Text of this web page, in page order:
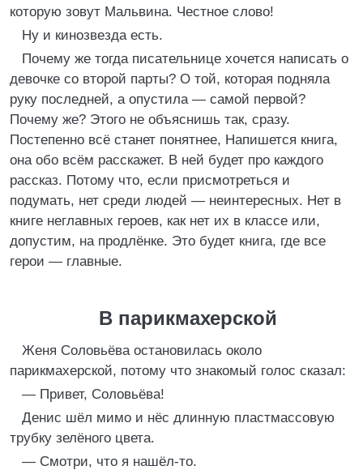
которую зовут Мальвина. Честное слово!
Ну и кинозвезда есть.
Почему же тогда писательнице хочется написать о
девочке со второй парты? О той, которая подняла
руку последней, а опустила — самой первой?
Почему же? Этого не объяснишь так, сразу.
Постепенно всё станет понятнее, Напишется книга,
она обо всём расскажет. В ней будет про каждого
рассказ. Потому что, если присмотреться и
подумать, нет среди людей — неинтересных. Нет в
книге неглавных героев, как нет их в классе или,
допустим, на продлёнке. Это будет книга, где все
герои — главные.
В парикмахерской
Женя Соловьёва остановилась около
парикмахерской, потому что знакомый голос сказал:
— Привет, Соловьёва!
Денис шёл мимо и нёс длинную пластмассовую
трубку зелёного цвета.
— Смотри, что я нашёл-то.